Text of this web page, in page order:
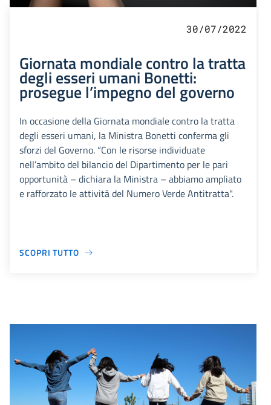
30/07/2022
Giornata mondiale contro la tratta
degli esseri umani Bonetti:
prosegue l’impegno del governo
In occasione della Giornata mondiale contro la tratta
degli esseri umani, la Ministra Bonetti conferma gli
sforzi del Governo. “Con le risorse individuate
nell’ambito del bilancio del Dipartimento per le pari
opportunità – dichiara la Ministra – abbiamo ampliato
e rafforzato le attività del Numero Verde Antitratta".
SCOPRI TUTTO